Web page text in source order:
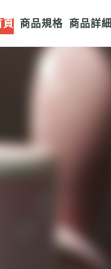
頁 商品規格 商品詳細